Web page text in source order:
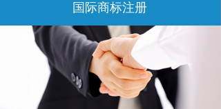
国际商标注册